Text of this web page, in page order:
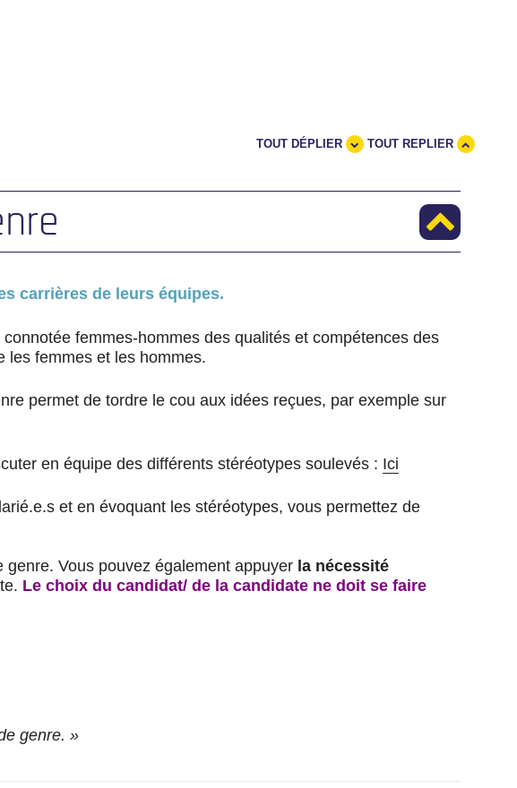
TOUT DÉPLIER TOUT REPLIER
carrières de leurs équipes.
femmes-hommes des qualités et compétences des
les femmes et les hommes.
permet de tordre le cou aux idées reçues, par exemple sur
en équipe des différents stéréotypes soulevés : Ici
et en évoquant les stéréotypes, vous permettez de
Vous pouvez également appuyer la nécessité
Le choix du candidat/ de la candidate ne doit se faire
genre. »